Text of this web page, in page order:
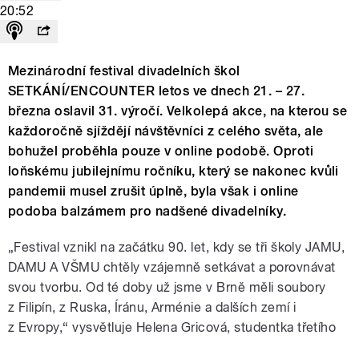
20:52
Mezinárodní festival divadelních škol
SETKÁNÍ/ENCOUNTER letos ve dnech 21. – 27.
března oslavil 31. výročí. Velkolepá akce, na kterou se
každoročně sjíždějí návštěvníci z celého světa, ale
bohužel proběhla pouze v online podobě. Oproti
loňskému jubilejnímu ročníku, který se nakonec kvůli
pandemii musel zrušit úplně, byla však i online
podoba balzámem pro nadšené divadelníky.
„Festival vznikl na začátku 90. let, kdy se tři školy JAMU,
DAMU A VŠMU chtěly vzájemně setkávat a porovnávat
svou tvorbu. Od té doby už jsme v Brně měli soubory
z Filipín, z Ruska, Íránu, Arménie a dalších zemí i
z Evropy,“ vysvětluje Helena Gricová, studentka třetího